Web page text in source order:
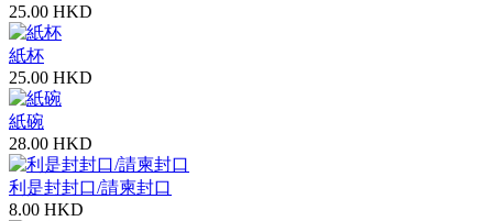
25.00 HKD
紙杯
25.00 HKD
紙碗
28.00 HKD
利是封封口/請柬封口
8.00 HKD